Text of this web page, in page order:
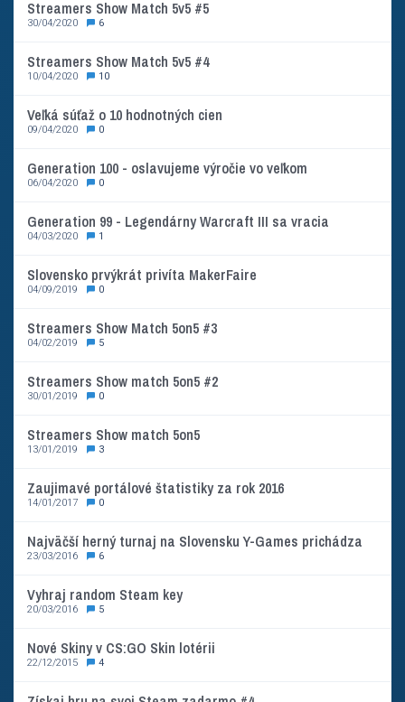
Streamers Show Match 5v5 #5
30/04/2020 6
Streamers Show Match 5v5 #4
10/04/2020 10
Veľká súťaž o 10 hodnotných cien
09/04/2020 0
Generation 100 - oslavujeme výročie vo veľkom
06/04/2020 0
Generation 99 - Legendárny Warcraft III sa vracia
04/03/2020 1
Slovensko prvýkrát privíta MakerFaire
04/09/2019 0
Streamers Show Match 5on5 #3
04/02/2019 5
Streamers Show match 5on5 #2
30/01/2019 0
Streamers Show match 5on5
13/01/2019 3
Zaujimavé portálové štatistiky za rok 2016
14/01/2017 0
Najväčší herný turnaj na Slovensku Y-Games prichádza
23/03/2016 6
Vyhraj random Steam key
20/03/2016 5
Nové Skiny v CS:GO Skin lotérii
22/12/2015 4